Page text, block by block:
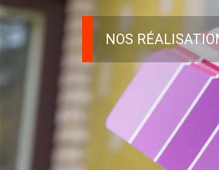
NOS